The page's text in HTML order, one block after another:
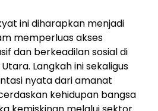
ini diharapkan menjadi
memperluas akses
dan berkeadilan sosial di
Langkah ini sekaligus
nyata dari amanat
kehidupan bangsa